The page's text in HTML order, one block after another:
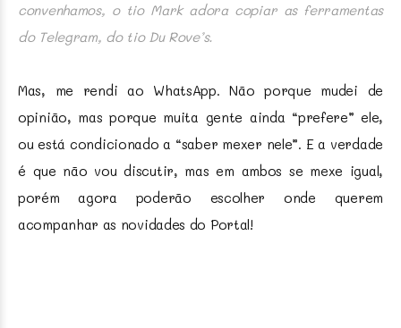
convenhamos, o tio Mark adora copiar as ferramentas
do Telegram, do tio Du Rove’s.
Mas, me rendi ao WhatsApp. Não porque mudei de
opinião, mas porque muita gente ainda “prefere” ele,
ou está condicionado a “saber mexer nele”. E a verdade
é que não vou discutir, mas em ambos se mexe igual,
porém agora poderão escolher onde querem
acompanhar as novidades do Portal!